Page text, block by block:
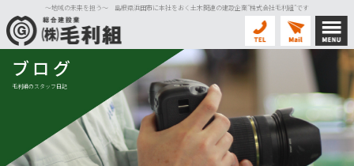
〜地域の未来を担う〜 島根県浜田市に本社をおく土木関連の建設企業”株式会社毛利組”です
ブログ
毛利組のスタッフ日記